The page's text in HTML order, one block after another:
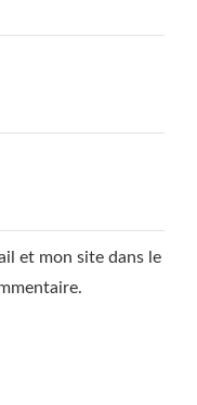
et mon site dans le